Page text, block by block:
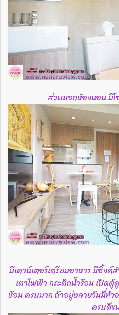
ส่วนนอกห้องนอน มี
มีเคาน์เตอร์เตรียมอาหาร มีซิ้ง
เตาไฟฟ้า กระติกน้ำร้อน เปิดตู้
ช้อน ครบมาก ถ้าอยู่หลายวันนี่ทำ
ครบดีข